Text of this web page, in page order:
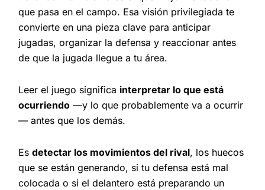
que pasa en el campo. Esa visión privilegiada te
convierte en una pieza clave para anticipar
jugadas, organizar la defensa y reaccionar antes
de que la jugada llegue a tu área.
Leer el juego significa interpretar lo que está
ocurriendo —y lo que probablemente va a ocurrir
— antes que los demás.
Esdetectar los movimientos del rival, los huecos
que se están generando, si tu defensa está mal
colocada o si el delantero está preparando un